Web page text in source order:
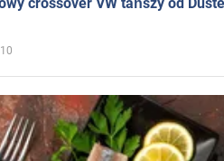
10